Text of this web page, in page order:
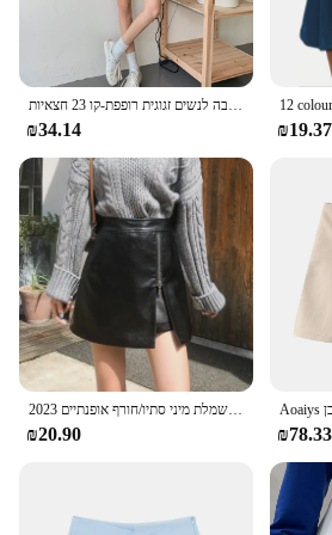
₪34.14 ₪19.37
₪20.90 ₪78.33